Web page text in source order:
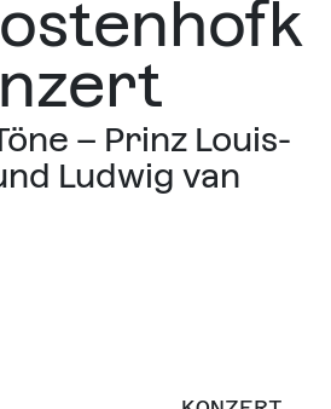
– Prinz Louis-
Ludwig van